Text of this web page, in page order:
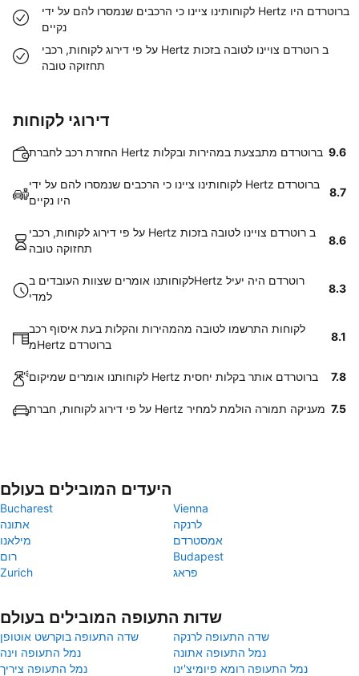
לקוחותינו ציינו כי הרכבים שנמסרו להם על ידי Hertz ברוטרדם היו
נקיים
על פי דירוג לקוחות, רכבי Hertz ב רוטרדם צויינו לטובה בזכות
תחזוקה טובה
דירוגי לקוחות
החזרת רכב לחברת Hertz ברוטרדם מתבצעת במהירות ובקלות 9.6
לקוחותינו ציינו כי הרכבים שנמסרו להם על ידי Hertz ברוטרדם
היו נקיים
8.7
על פי דירוג לקוחות, רכבי Hertz ב רוטרדם צויינו לטובה בזכות
תחזוקה טובה
8.6
לקוחותנו אומרים שצוות העובדים בHertz רוטרדם היה יעיל
למדי
8.3
לקוחות התרשמו לטובה מהמהירות והקלות בעת איסוף רכב
מHertz ברוטרדם
8.1
לקוחותנו אומרים שמיקום Hertz ברוטרדם אותר בקלות יחסית 7.8
על פי דירוג לקוחות, חברת Hertz מעניקה תמורה הולמת למחיר 7.5
היעדים המובילים בעולם
Bucharest
Vienna
אתונה
לרנקה
מילאנו
אמסטרדם
רום
Budapest
Zurich
פראג
שדות התעופה המובילים בעולם
שדה התעופה בוקרשט אוטופן
שדה התעופה לרנקה
נמל התעופה וינה
נמל התעופה אתונה
נמל התעופה ציריך
נמל התעופה רומא פיומיצ'ינו